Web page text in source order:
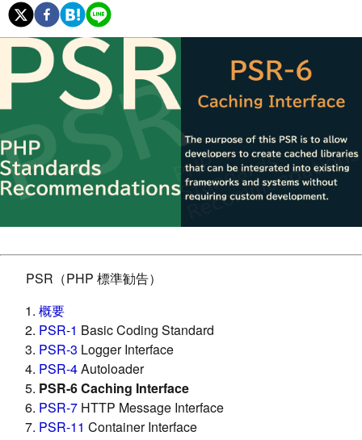
PSR（PHP 標準勧告）
概要
PSR-1 Basic Coding Standard
PSR-3 Logger Interface
PSR-4Autoloader
PSR-6 Caching Interface
PSR-7 HTTP Message Interface
PSR-11 Container Interface